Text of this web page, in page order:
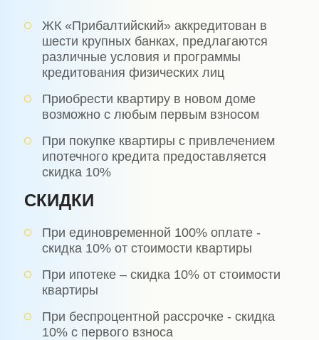
ЖК «Прибалтийский» аккредитован в
шести крупных банках, предлагаются
различные условия и программы
кредитования физических лиц
Приобрести квартиру в новом доме
возможно с любым первым взносом
При покупке квартиры с привлечением
ипотечного кредита предоставляется
скидка 10%
СКИДКИ
При единовременной 100% оплате -
скидка 10% от стоимости квартиры
При ипотеке – скидка 10% от стоимости
квартиры
При беспроцентной рассрочке - скидка
10% с первого взноса